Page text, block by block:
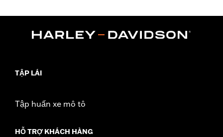
WARRANTY:90 day limited warranty – Go towww.h-
Imported
TẬP LÁI
Tập huấn xe mô tô
HỖ TRỢ KHÁCH HÀNG